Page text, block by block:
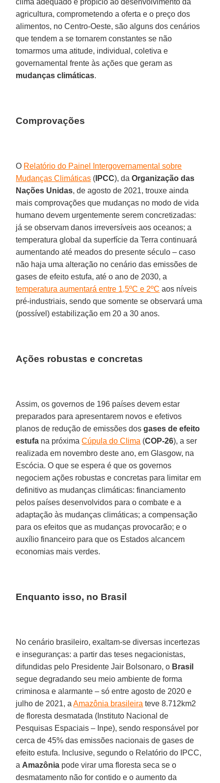
agricultura, comprometendo a oferta e o preço dos
alimentos, no Centro-Oeste, são alguns dos cenários
que tendem a se tornarem constantes se não
tomarmos uma atitude, individual, coletiva e
governamental frente às ações que geram as
mudanças climáticas.
Comprovações
O Relatório do Painel Intergovernamental sobre
Mudanças Climáticas ( IPCC), daOrganização das
Nações Unidas, de agosto de 2021, trouxe ainda
mais comprovações que mudanças no modo de vida
humano devem urgentemente serem concretizadas:
já se observam danos irreversíveis aos oceanos; a
temperatura global da superfície da Terra continuará
aumentando até meados do presente século – caso
não haja uma alteração no cenário das emissões de
gases de efeito estufa, até o ano de 2030, a
temperatura aumentará entre 1,5ºC e 2ºC aos níveis
pré-industriais, sendo que somente se observará uma
(possível) estabilização em 20 a 30 anos.
Ações robustas e concretas
Assim, os governos de 196 países devem estar
preparados para apresentarem novos e efetivos
planos de redução de emissões dosgases de efeito
estufa na próximaCúpula do Clima (COP-26), a ser
realizada em novembro deste ano, em Glasgow, na
Escócia. O que se espera é que os governos
negociem ações robustas e concretas para limitar em
definitivo as mudanças climáticas: financiamento
pelos países desenvolvidos para o combate e a
adaptação às mudanças climáticas; a compensação
para os efeitos que as mudanças provocarão; e o
auxílio financeiro para que os Estados alcancem
economias mais verdes.
Enquanto isso, no Brasil
No cenário brasileiro, exaltam-se diversas incertezas
e inseguranças: a partir das teses negacionistas,
difundidas pelo Presidente Jair Bolsonaro, o Brasil
segue degradando seu meio ambiente de forma
criminosa e alarmante – só entre agosto de 2020 e
julho de 2021, aAmazônia brasileira teve 8.712km2
de floresta desmatada (Instituto Nacional de
Pesquisas Espaciais – Inpe), sendo responsável por
cerca de 45% das emissões nacionais de gases de
efeito estufa. Inclusive, segundo o Relatório do IPCC,
a Amazônia pode virar uma floresta seca se o
desmatamento não for contido e o aumento da